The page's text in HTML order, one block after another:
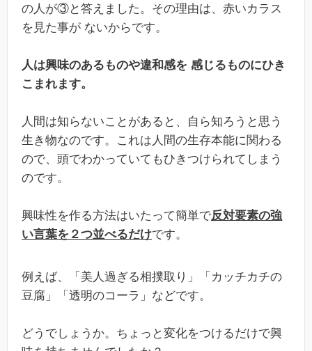
の人が③と答えました。その理由は、赤いカラス
を見た事が ないからです。
人は興味のあるものや違和感を 感じるものにひき
こまれます。
人間は知らないことがあると、自ら知ろうと思う
生き物なのです。これは人間の生存本能に関わる
ので、頭でわかっていてもひきつけられてしまう
のです。
興味性を作る方法はいたって簡単で反対要素の強
い言葉を２つ並べるだけです。
例えば、「美人過ぎる相撲取り」「カッチカチの
豆腐」「透明のコーラ」などです。
どうでしょうか。ちょっと変化をつけるだけで興